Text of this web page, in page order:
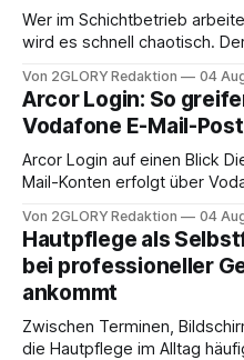
Wer im Schichtbetrieb
wird es schnell chaotisch.
abwesenheiten und die
Ihr personal digital zu
erfahren Sie alles, was Sie
brauchen, von der
Von 2GLORY Redaktion 04
Arcor Login: So
Vodafone E-Mail-
Arcor Login auf einen Blick Die Anmeldung für alte Arcor-E-
Mail-Konten erfolgt über
besitzt, loggt sich heute über
Portal ein. Der klassische
Von 2GLORY Redaktion 04
Hautpflege als
bei professioneller
ankommt
Zwischen Terminen,
die Hautpflege im Alltag